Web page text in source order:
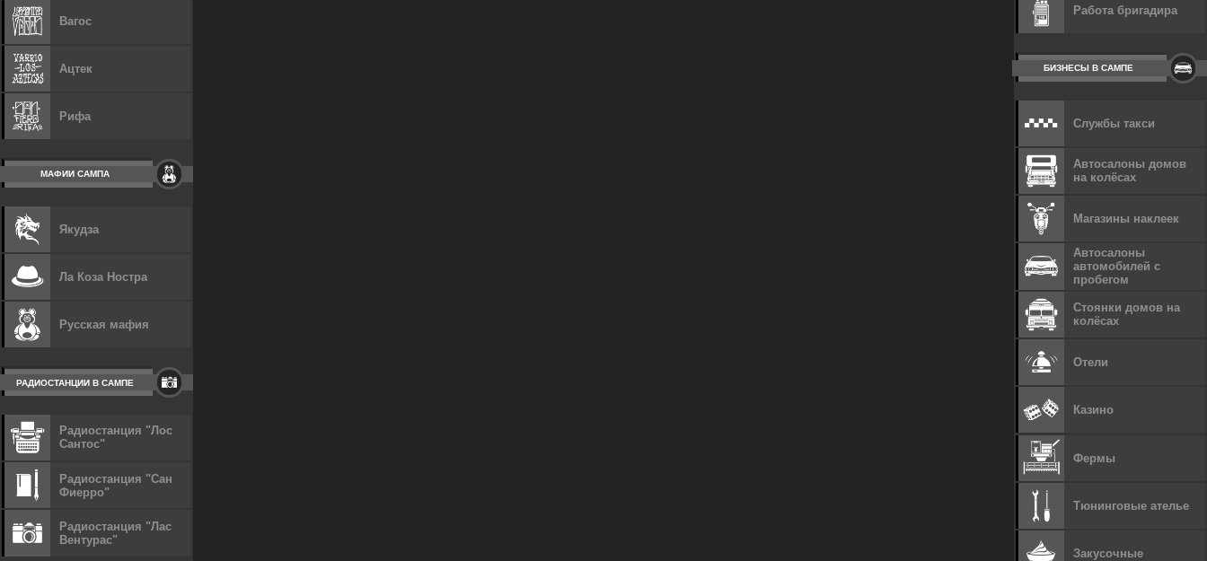
Вагос
Ацтек
Рифа
МАФИИ САМПА
Якудза
Ла Коза Ностра
Русская мафия
РАДИОСТАНЦИИ В САМПЕ
Радиостанция "Лос
Сантос"
Радиостанция "Сан
Фиерро"
Радиостанция "Лас
Вентурас"
Работа бригадира
БИЗНЕСЫ В САМПЕ
Службы такси
Автосалоны домов
на колёсах
Магазины наклеек
Автосалоны
автомобилей с
пробегом
Стоянки домов на
колёсах
Отели
Казино
Фермы
Тюнинговые ателье
Закусочные